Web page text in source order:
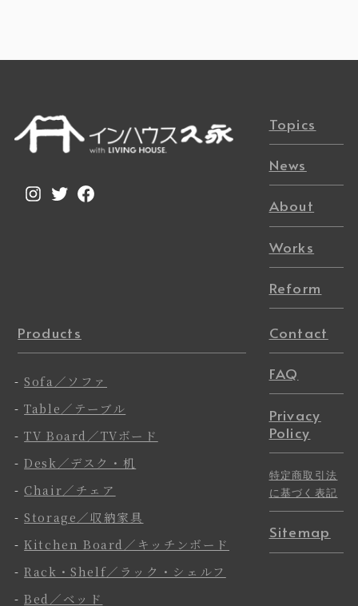
Instagram
TwitterFacebook
Topics
News
About
Works
Reform
Products
-Sofa／ソファ
-Table／テーブル
-TV Board／TVボード
-Desk／デスク・机
- Chair／チェア
-Storage／収納家具
-Kitchen Board／キッチンボード
-Rack・Shelf／ラック・シェルフ
-Bed／ベッド
Contact
FAQ
Privacy
Policy
特定商取引法
に基づく表記
Sitemap